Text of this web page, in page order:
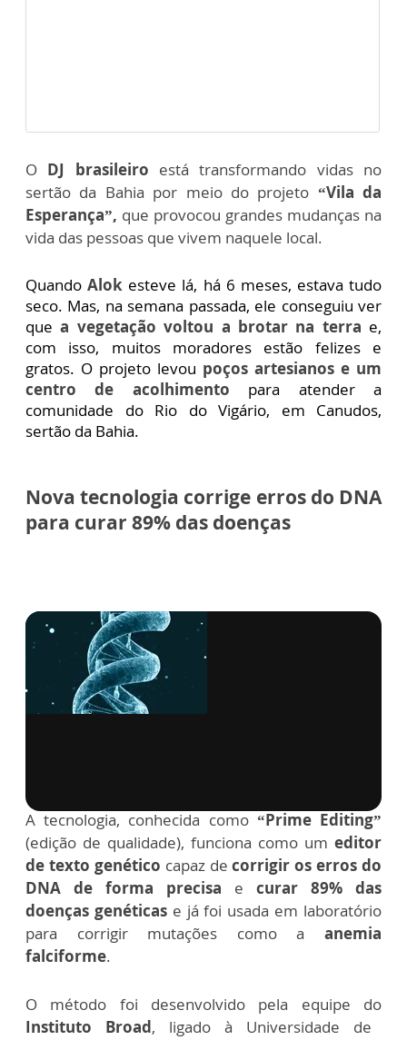
O DJ brasileiro está transformando vidas no
sertão da Bahia por meio do projeto “Vila da
Esperança”, que provocou grandes mudanças na
vida das pessoas que vivem naquele local.
QuandoAlok esteve lá, há 6 meses, estava tudo
seco. Mas, na semana passada, ele conseguiu ver
quea vegetação voltou a brotar na terra e,
com isso, muitos moradores estão felizes e
gratos. O projeto levou poços artesianos e um
centro de acolhimento para atender a
comunidade do Rio do Vigário, em Canudos,
sertão da Bahia.
Nova tecnologia corrige erros do DNA
para curar 89% das doenças
A tecnologia, conhecida como “Prime Editing”
(edição de qualidade), funciona como um editor
de texto genético capaz decorrigir os erros do
DNA de forma precisa e curar 89% das
doenças genéticase já foi usada em laboratório
para corrigir mutações como a anemia
falciforme.
O método foi desenvolvido pela equipe do
Instituto Broad, ligado à Universidade de